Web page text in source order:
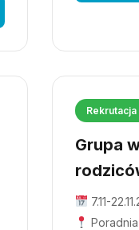
Grupa
7.11-